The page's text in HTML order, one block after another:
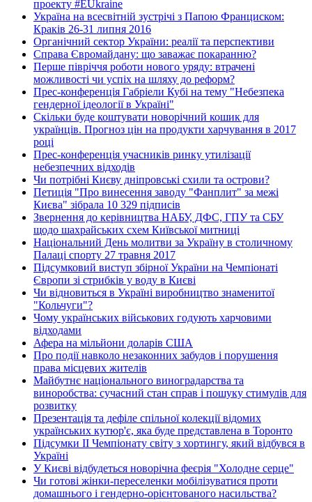
проекту #EUkraine
Україна на всесвітній зустрічі з Папою Франциском:
Краків 26-31 липня 2016
Органічний сектор України: реалії та перспективи
Справа Євромайдану: що заважає покаранню?
Перше півріччя роботи нового уряду: втрачені
можливості чи успіх на шляху до реформ?
Прес-конференція Габріели Кубі на тему "Небезпека
гендерної ідеології в Україні"
Скільки буде коштувати новорічний кошик для
українців. Прогноз цін на продукти харчування в 2017
році
Прес-конференція учасників ринку утилізації
небезпечних відходів
Чи потрібні Києву дніпровські схили та острови?
Петиція "Про винесення заводу "Фанплит" за межі
Києва" зібрала 10 329 підписів
Звернення до керівництва НАБУ, ДФС, ГПУ та СБУ
щодо шахрайських схем Київської митниці
Національний День молитви за Україну в столичному
Палаці спорту 27 травня 2017
Підсумковий виступ збірної України на Чемпіонаті
Європи зі стрибків у воду в Києві
Чи відновиться в Україні виробництво знаменитої
"Кольчуги"?
Чому українських військових годують харчовими
відходами
Афера на мільйони доларів США
Про події навколо незаконних забудов і порушення
права місцевих жителів
Майбутнє національного виноградарства та
виноробства: сучасний стан справ і пошуку стимулів для
розвитку
Презентація та дефіле спільної колекції відомих
українських кутюр'є, яка буде представлена в Торонто
Підсумки ІІ Чемпіонату світу з хортингу, який відбувся в
Україні
У Києві відбудеться новорічна феєрія "Холодне серце"
Чи готові жінки-переселенки мобілізуватися проти
домашнього і гендерно-орієнтованого насильства?